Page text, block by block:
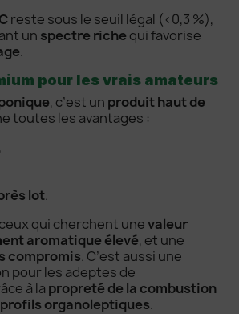
reste sous le seuil légal (<0,3 %),
un spectre riche qui favorise
.
pour les vrais amateurs
, c’est un produit haut de
toutes les avantages :
,
lot.
qui cherchent unevaleur
aromatique élevé, et une
compromis. C’est aussi une
pour les adeptes de
à la propreté de la combustion
organoleptiques.